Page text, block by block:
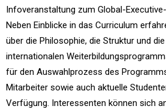
Infoveranstaltung zum Global-
Neben Einblicke in das Curriculum
über die Philosophie, die Struktur und
internationalen
für den Auswahlprozess des
Mitarbeiter sowie auch aktuelle
Verfügung. Interessenten können sich